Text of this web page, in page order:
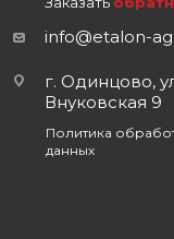
info@etalon-
г. Одинцово,
Внуковская 9
Политика
данных